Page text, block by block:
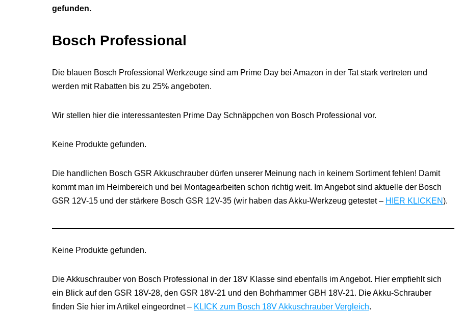
gefunden.
Bosch Professional
Die blauen Bosch Professional Werkzeuge sind am Prime Day bei Amazon in der Tat stark vertreten und
werden mit Rabatten bis zu 25% angeboten.
Wir stellen hier die interessantesten Prime Day Schnäppchen von Bosch Professional vor.
Keine Produkte gefunden.
Die handlichen Bosch GSR Akkuschrauber dürfen unserer Meinung nach in keinem Sortiment fehlen! Damit
kommt man im Heimbereich und bei Montagearbeiten schon richtig weit. Im Angebot sind aktuelle der Bosch
GSR 12V-15 und der stärkere Bosch GSR 12V-35 (wir haben das Akku-Werkzeug getestet – HIER KLICKEN).
Keine Produkte gefunden.
Die Akkuschrauber von Bosch Professional in der 18V Klasse sind ebenfalls im Angebot. Hier empfiehlt sich
ein Blick auf den GSR 18V-28, den GSR 18V-21 und den Bohrhammer GBH 18V-21. Die Akku-Schrauber
finden Sie hier im Artikel eingeordnet – KLICK zum Bosch 18V Akkuschrauber Vergleich.